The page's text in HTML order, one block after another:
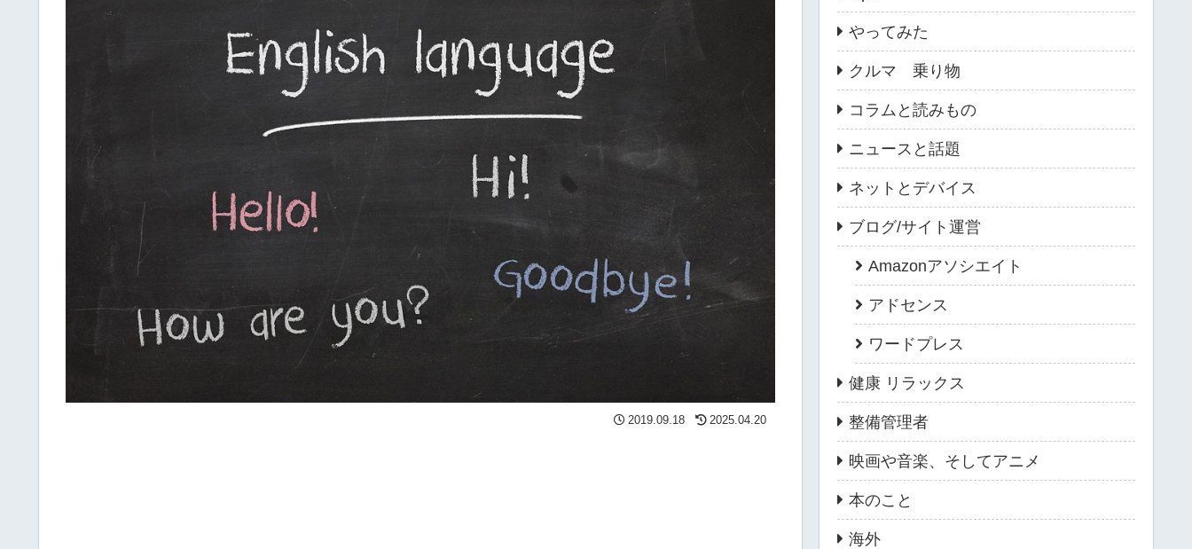
2019.09.18 2025.04.20
やってみた
クルマ 乗り物
コラムと読みもの
ニュースと話題
ネットとデバイス
ブログ/サイト運営
Amazonアソシエイト
アドセンス
ワードプレス
健康 リラックス
整備管理者
映画や音楽、そしてアニメ
本のこと
海外